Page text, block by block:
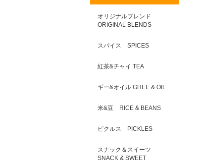
オリジナルブレンド
ORIGINAL BLENDS
スパイス SPICES
紅茶&チャイ TEA
ギー&オイル GHEE & OIL
米&豆 RICE & BEANS
ピクルス PICKLES
スナック＆スイーツ
SNACK & SWEET